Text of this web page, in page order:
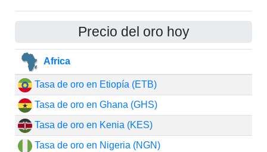
Precio del oro hoy
Africa
Tasa de oro en Etiopía (ETB)
Tasa de oro en Ghana (GHS)
Tasa de oro en Kenia (KES)
Tasa de oro en Nigeria (NGN)